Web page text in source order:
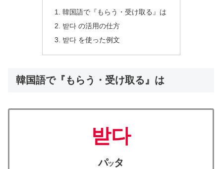
韓国語で『もらう・受け取る』は
받다 の活用の仕方
받다 を使った例文
韓国語で『もらう・受け取る』は
받다
パツタ